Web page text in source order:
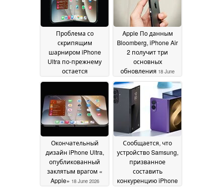
Проблема со
скрипящим
шарниром iPhone
Ultra по-прежнему
остается
нерешенной, в то
« Apple » дала
зеленый свет на
запуск производства
своёго складного
дисплея23 June 2026
Apple По данным
Bloomberg, iPhone Air
2 получит три
основных
обновления 18 June
Окончательный
дизайн iPhone Ultra,
опубликованный
заклятым врагом «
Apple» 18 June 2026
Сообщается, что
устройство Samsung,
призванное
составить
конкуренцию iPhone